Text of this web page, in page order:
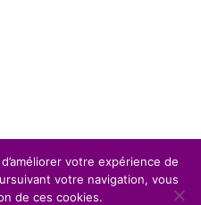
de confidentialité
votre expérience de
votre navigation, vous
de ces cookies.